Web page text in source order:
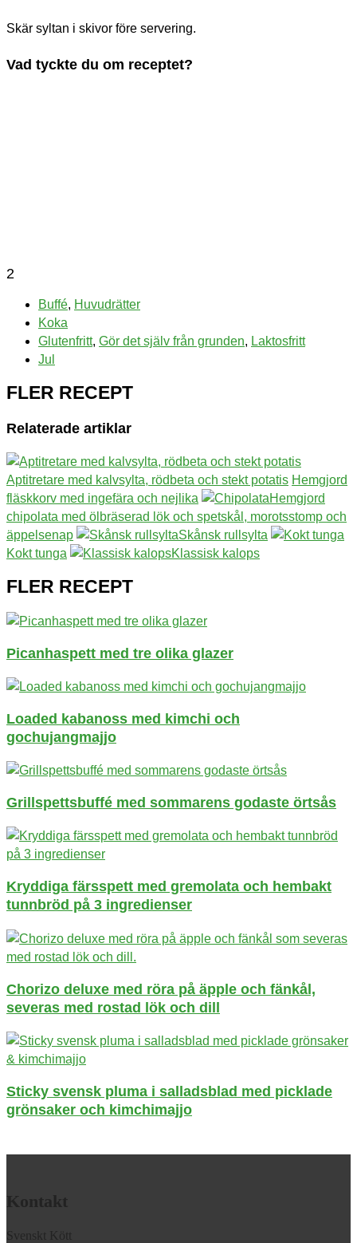
Skär syltan i skivor före servering.
Vad tyckte du om receptet?
2
Buffé, Huvudrätter
Koka
Glutenfritt, Gör det själv från grunden, Laktosfritt
Jul
FLER RECEPT
Relaterade artiklar
Aptitretare med kalvsylta, rödbeta och stekt potatis Hemgjord
fläskkorv med ingefära och nejlika
Hemgjord
chipolata med ölbräserad lök och spetskål, morotsstomp och
äppelsenap
Skånsk rullsylta
Kokt tunga
Klassisk kalops
FLER RECEPT
Picanhaspett med tre olika glazer
Loaded kabanoss med kimchi och
gochujangmajjo
Grillspettsbuffé med sommarens godaste örtsås
Kryddiga färsspett med gremolata och hembakt
tunnbröd på 3 ingredienser
Chorizo deluxe med röra på äpple och fänkål,
severas med rostad lök och dill
Sticky svensk pluma i salladsblad med picklade
grönsaker och kimchimajjo
Kontakt
Svenskt Kött